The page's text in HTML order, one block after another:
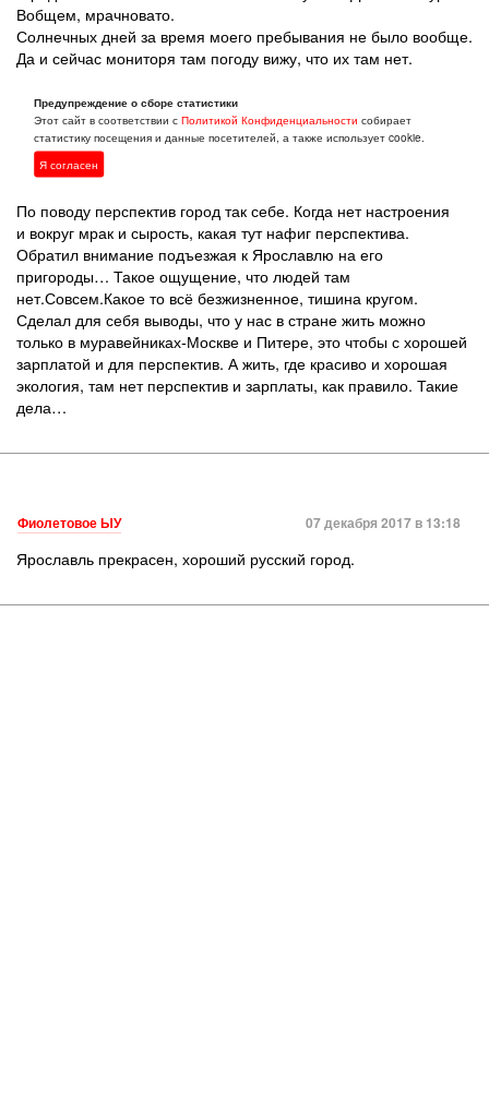
Вобщем, мрачновато.
Солнечных дней за время моего пребывания не было вообще.
Да и сейчас мониторя там погоду вижу, что их там нет.
рано, я был в конце октября-начале ноября, темно было в 16
часов.
По поводу климата-когда я там был шёл снег/дождь,
температура -1,-2,но ощущалась как наши -5,-7,холодно
По поводу перспектив город так себе. Когда нет настроения
и вокруг мрак и сырость, какая тут нафиг перспектива.
Обратил внимание подъезжая к Ярославлю на его
пригороды… Такое ощущение, что людей там
нет.Совсем.Какое то всё безжизненное, тишина кругом.
Сделал для себя выводы, что у нас в стране жить можно
только в муравейниках-Москве и Питере, это чтобы с хорошей
зарплатой и для перспектив. А жить, где красиво и хорошая
экология, там нет перспектив и зарплаты, как правило. Такие
дела…
Фиолетовое ЫУ 07 декабря 2017 в 13:18
Ярославль прекрасен, хороший русский город.
Предупреждение о сборе статистики
Этот сайт в соответствии сПолитикой Конфиденциальности собирает
статистику посещения и данные посетителей, а также использует cookie.
Я согласен